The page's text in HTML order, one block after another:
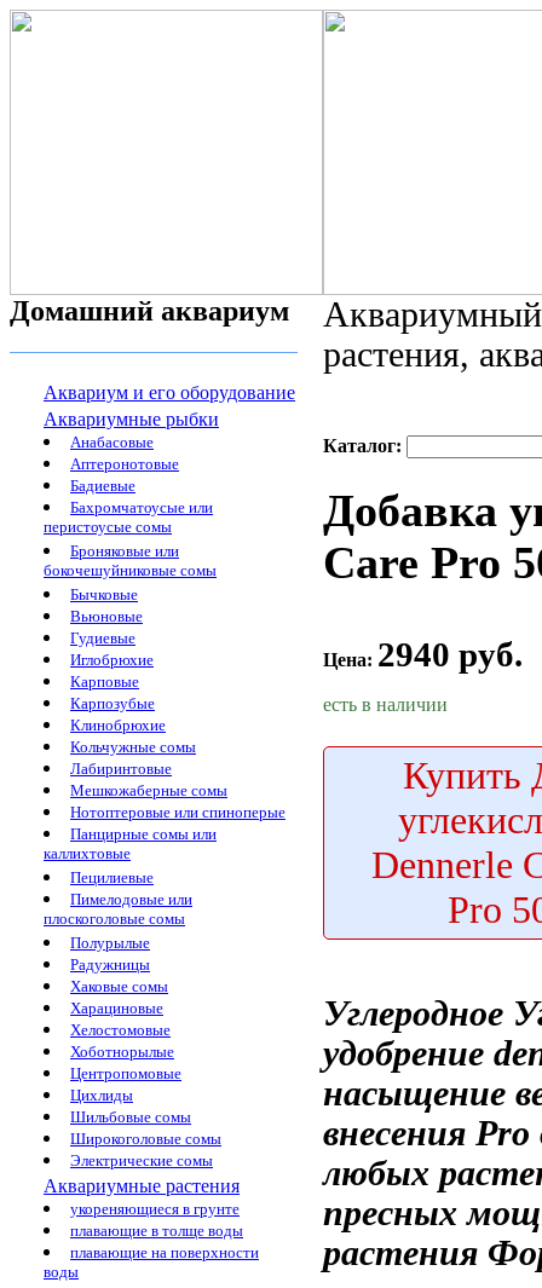
Домашний аквариум
Аквариум и его оборудование
Аквариумные рыбки
Анабасовые
Аптеронотовые
Бадиевые
Бахромчатоусые или
перистоусые сомы
Броняковые или
бокочешуйниковые сомы
Бычковые
Вьюновые
Гудиевые
Иглобрюхие
Карповые
Карпозубые
Клинобрюхие
Кольчужные сомы
Лабиринтовые
Мешкожаберные сомы
Нотоптеровые или спиноперые
Панцирные сомы или
каллихтовые
Пецилиевые
Пимелодовые или
плоскоголовые сомы
Полурылые
Радужницы
Хаковые сомы
Харациновые
Хелостомовые
Хоботнорылые
Центропомовые
Цихлиды
Шильбовые сомы
Широкоголовые сомы
Электрические сомы
Аквариумные растения
укореняющиеся в грунте
плавающие в толще воды
плавающие на поверхности
воды
растения,
Каталог:
Добавка
Care Pro
Цена: 2940 руб.
есть в наличии
Купить
Dennerle
Pro
Углеродное
удобрение
насыщение
внесения Pro
любых
пресных
растения